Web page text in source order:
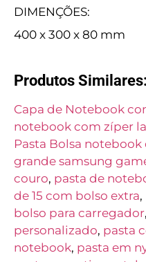
DIMENÇÕES:
400 x 300 x 80 mm
Produtos Similares:
Capa de Notebook
notebook com zíper
Pasta Bolsa
grande samsung
couro, pasta de
de 15 com bolso extra,
bolso para carregador,
personalizado, pasta
notebook, pasta em